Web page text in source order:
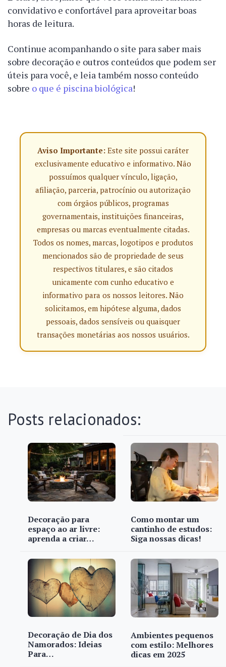
convidativo e confortável para aproveitar boas
horas de leitura.
Continue acompanhando o site para saber mais
sobre decoração e outros conteúdos que podem ser
úteis para você, e leia também nosso conteúdo
sobre o que é piscina biológica!
Aviso Importante: Este site possui caráter
exclusivamente educativo e informativo. Não
possuímos qualquer vínculo, ligação,
afiliação, parceria, patrocínio ou autorização
com órgãos públicos, programas
governamentais, instituições financeiras,
empresas ou marcas eventualmente citadas.
Todos os nomes, marcas, logotipos e produtos
mencionados são de propriedade de seus
respectivos titulares, e são citados
unicamente com cunho educativo e
informativo para os nossos leitores. Não
solicitamos, em hipótese alguma, dados
pessoais, dados sensíveis ou quaisquer
transações monetárias aos nossos usuários.
Posts relacionados:
Decoração para
espaço ao ar livre:
aprenda a criar…
Como montar um
cantinho de estudos:
Siga nossas dicas!
Decoração de Dia dos
Namorados: Ideias
Para…
Ambientes pequenos
com estilo: Melhores
dicas em 2025